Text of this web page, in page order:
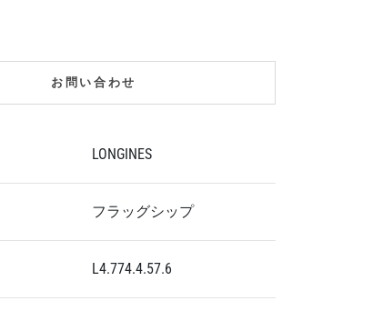
お問い合わせ
LONGINES
フラッグシップ
L4.774.4.57.6